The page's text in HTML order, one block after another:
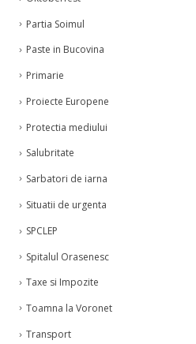
Partia Soimul
Paste in Bucovina
Primarie
Proiecte Europene
Protectia mediului
Salubritate
Sarbatori de iarna
Situatii de urgenta
SPCLEP
Spitalul Orasenesc
Taxe si Impozite
Toamna la Voronet
Transport